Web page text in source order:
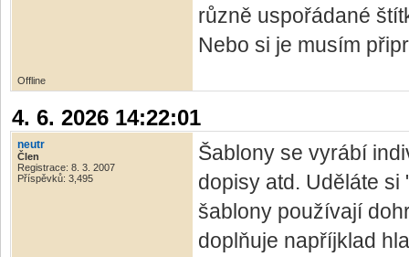
různě uspořádané
Nebo si je musím
Offline
4. 6. 2026 14:22:01
neutr
Člen
Registrace: 8. 3. 2007
Příspěvků: 3,495
Šablony se vyrábí
dopisy atd. Uděláte
šablony používají
doplňuje napříjklad